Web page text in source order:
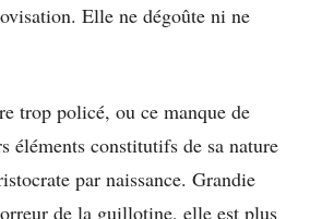
Elle ne dégoûte ni ne
trop policé, ou ce manque de
éléments constitutifs de sa nature
par naissance. Grandie
de la guillotine, elle est plus